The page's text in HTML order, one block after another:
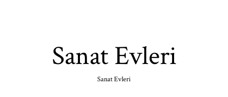
Sanat Evleri
Sanat Evleri